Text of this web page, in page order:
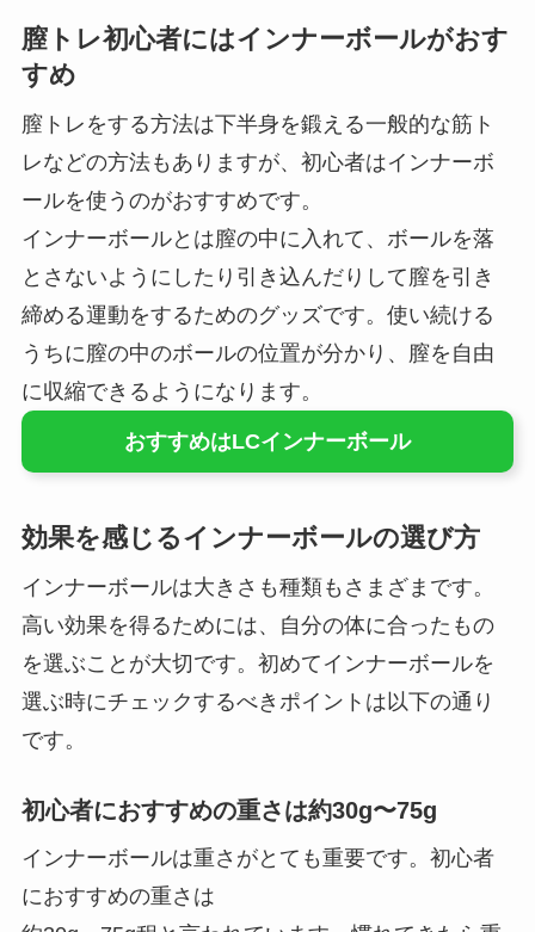
膣トレ初心者にはインナーボールがおす
すめ
膣トレをする方法は下半身を鍛える一般的な筋ト
レなどの方法もありますが、初心者はインナーボ
ールを使うのがおすすめです。
インナーボールとは膣の中に入れて、ボールを落
とさないようにしたり引き込んだりして膣を引き
締める運動をするためのグッズです。使い続ける
うちに膣の中のボールの位置が分かり、膣を自由
に収縮できるようになります。
おすすめはLCインナーボール
効果を感じるインナーボールの選び方
インナーボールは大きさも種類もさまざまです。
高い効果を得るためには、自分の体に合ったもの
を選ぶことが大切です。初めてインナーボールを
選ぶ時にチェックするべきポイントは以下の通り
です。
初心者におすすめの重さは約30g〜75g
インナーボールは重さがとても重要です。初心者
におすすめの重さは